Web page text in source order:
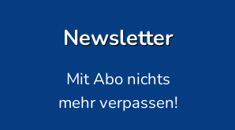
Newsletter
Mit Abo nichts
mehr verpassen!